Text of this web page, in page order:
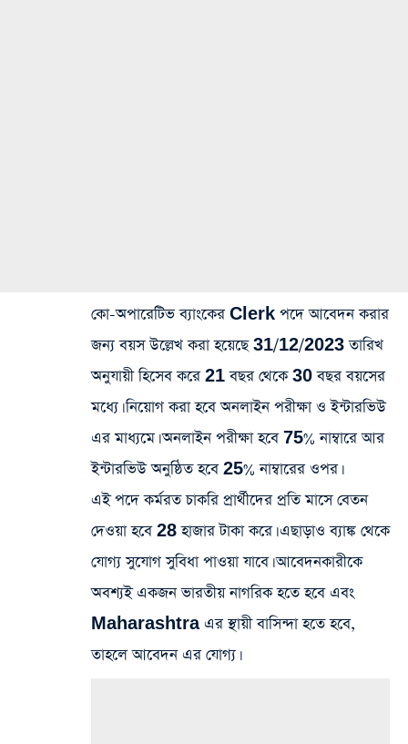
কো-অপারেটিভ ব্যাংকের Clerk পদে আবেদন করার
জন্য বয়স উল্লেখ করা হয়েছে 31/12/2023 তারিখ
অনুযায়ী হিসেব করে 21 বছর থেকে 30 বছর বয়সের
মধ্যে। নিয়োগ করা হবে অনলাইন পরীক্ষা ও ইন্টারভিউ
এর মাধ্যমে। অনলাইন পরীক্ষা হবে 75% নাম্বারে আর
ইন্টারভিউ অনুষ্ঠিত হবে 25% নাম্বারের ওপর।
এই পদে কর্মরত চাকরি প্রার্থীদের প্রতি মাসে বেতন
দেওয়া হবে 28 হাজার টাকা করে। এছাড়াও ব্যাঙ্ক থেকে
যোগ্য সুযোগ সুবিধা পাওয়া যাবে। আবেদনকারীকে
অবশ্যই একজন ভারতীয় নাগরিক হতে হবে এবং
Maharashtra এর স্থায়ী বাসিন্দা হতে হবে,
তাহলে আবেদন এর যোগ্য।